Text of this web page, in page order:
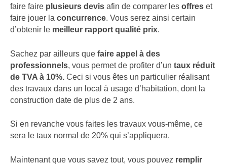
faire faire plusieurs devis afin de comparer les offres et
faire jouer la concurrence. Vous serez ainsi certain
d’obtenir le meilleur rapport qualité prix.
Sachez par ailleurs que faire appel à des
professionnels, vous permet de profiter d’un taux réduit
de TVA à 10%. Ceci si vous êtes un particulier réalisant
des travaux dans un local à usage d’habitation, dont la
construction date de plus de 2 ans.
Si en revanche vous faites les travaux vous-même, ce
sera le taux normal de 20% qui s’appliquera.
Maintenant que vous savez tout, vous pouvez remplir